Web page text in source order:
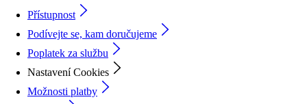
Přístupnost
Podívejte se, kam doručujeme
Poplatek za službu
Nastavení Cookies
Možnosti platby